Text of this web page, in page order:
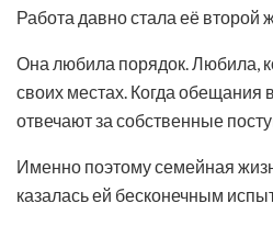
Работа давно стала её второй
Она любила порядок. Любила,
своих местах. Когда
отвечают за собственные
Именно поэтому семейная
казалась ей бесконечным